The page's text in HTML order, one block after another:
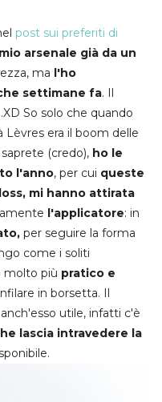
post sui preferiti di
arsenale già da un
ma l'ho
settimane fa. Il
So solo che quando
Lèvres era il boom delle
(credo), ho le
l'anno, per cui queste
mi hanno attirata
l'applicatore: in
per seguire la forma
come i soliti
molto più pratico e
in borsetta. Il
utile, infatti c'è
lascia intravedere la